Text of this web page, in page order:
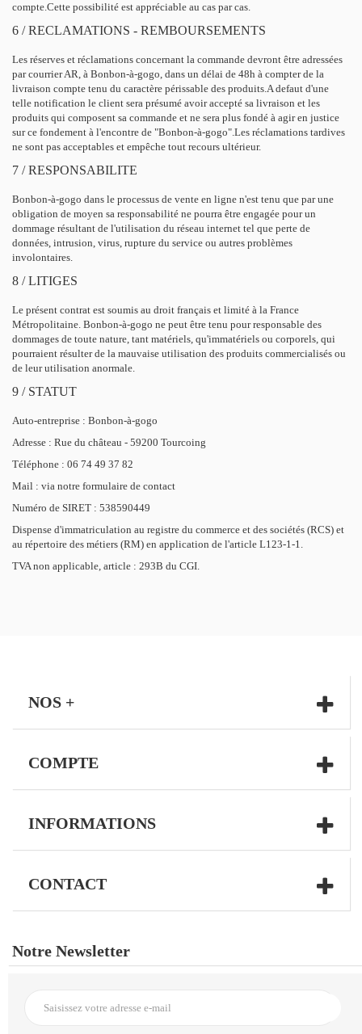
compte.Cette possibilité est appréciable au cas par cas.
6 / RECLAMATIONS - REMBOURSEMENTS
Les réserves et réclamations concernant la commande devront être adressées
par courrier AR, à Bonbon-à-gogo, dans un délai de 48h à compter de la
livraison compte tenu du caractère périssable des produits.A defaut d'une
telle notification le client sera présumé avoir accepté sa livraison et les
produits qui composent sa commande et ne sera plus fondé à agir en justice
sur ce fondement à l'encontre de "Bonbon-à-gogo".Les réclamations tardives
ne sont pas acceptables et empêche tout recours ultérieur.
7 / RESPONSABILITE
Bonbon-à-gogo dans le processus de vente en ligne n'est tenu que par une
obligation de moyen sa responsabilité ne pourra être engagée pour un
dommage résultant de l'utilisation du réseau internet tel que perte de
données, intrusion, virus, rupture du service ou autres problèmes
involontaires.
8 / LITIGES
Le présent contrat est soumis au droit français et limité à la France
Métropolitaine. Bonbon-à-gogo ne peut être tenu pour responsable des
dommages de toute nature, tant matériels, qu'immatériels ou corporels, qui
pourraient résulter de la mauvaise utilisation des produits commercialisés ou
de leur utilisation anormale.
9 / STATUT
Auto-entreprise : Bonbon-à-gogo
Adresse : Rue du château - 59200 Tourcoing
Téléphone : 06 74 49 37 82
Mail : via notre formulaire de contact
Numéro de SIRET : 538590449
Dispense d'immatriculation au registre du commerce et des sociétés (RCS) et
au répertoire des métiers (RM) en application de l'article L123-1-1.
TVA non applicable, article : 293B du CGI.
NOS +
COMPTE
INFORMATIONS
CONTACT
Notre Newsletter